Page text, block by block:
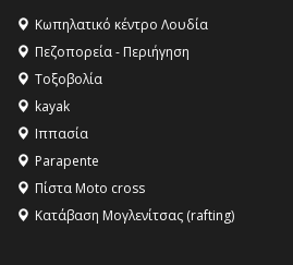
Κληρονομιάς της UNESCO –
Όλυμπος αναγνωρίστηκε ως φυσικό
αγαθό εξέχουσας οικουμενικής
ανθρωπότητα
16:18 -
ΣΤΗΝ ΕΔΕΣΣΑ
Κωπηλατικό κέντρο Λουδία
Πεζοπορεία - Περιήγηση
Τοξοβολία
kayak
Ιππασία
Parapente
Πίστα Moto cross
Κατάβαση Μογλενίτσας (rafting)